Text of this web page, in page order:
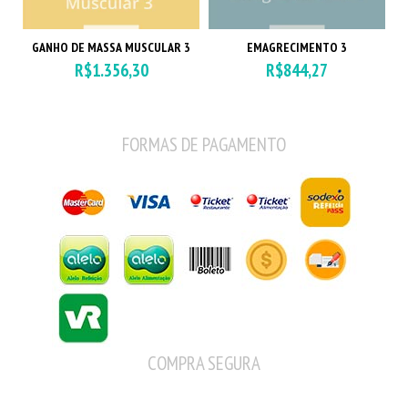
GANHO DE MASSA MUSCULAR 3
R$1.356,30
EMAGRECIMENTO 3
R$844,27
FORMAS DE PAGAMENTO
COMPRA SEGURA